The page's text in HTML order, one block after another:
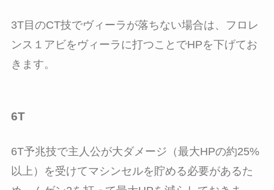
3T目のCT技でヴィーラが落ちない場合は、フロレ
ンス１アビをヴィーラに打つことでHPを下げてお
きます。
6T
6T予兆技で主人公が大ダメージ（最大HPの約25%
以上）を受けてマシンセルを貯める必要があるた